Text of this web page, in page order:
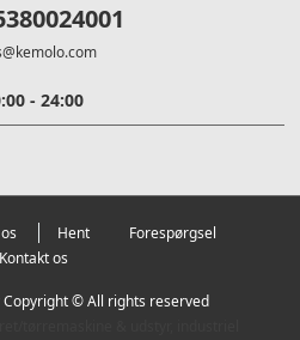
- 24:00
Hent
Forespørgsel
Kontakt os
Copyright © All rights reserved